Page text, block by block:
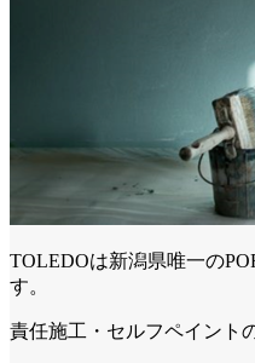
TOLEDOは新潟県唯一の
す。
責任施工・セルフペイント